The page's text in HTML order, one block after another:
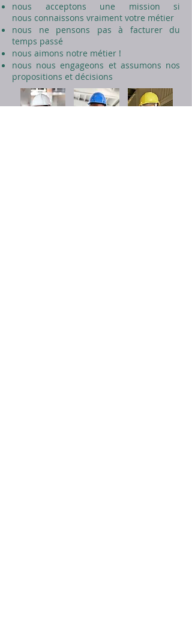
nous acceptons une mission si
nous connaissons vraiment votre métier
nous ne pensons pas à facturer du
temps passé
nous aimons notre métier !
nous nous engageons et assumons nos
propositions et décisions